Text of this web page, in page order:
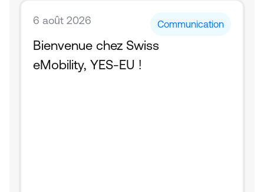
6 août 2026 Communication
Bienvenue chez Swiss
eMobility, YES-EU !